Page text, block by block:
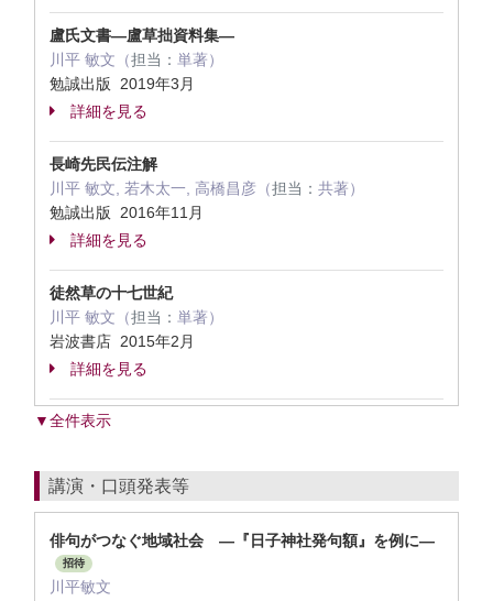
盧氏文書―盧草拙資料集―
川平 敏文（担当： 単著）
勉誠出版 2019年3月
詳細を見る
長崎先民伝注解
川平 敏文, 若木太一, 高橋昌彦（担当： 共著）
勉誠出版 2016年11月
詳細を見る
徒然草の十七世紀
川平 敏文（担当： 単著）
岩波書店 2015年2月
詳細を見る
▼全件表示
講演・口頭発表等
俳句がつなぐ地域社会 ―『日子神社発句額』を例に―
招待
川平敏文